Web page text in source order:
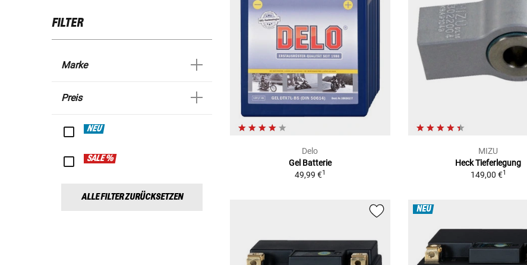
FILTER
Marke
Preis
NEU
SALE %
ALLE FILTER ZURÜCKSETZEN
Delo
Gel Batterie
49,99 €1
MIZU
Heck Tieferlegung
149,00 €1
NEU